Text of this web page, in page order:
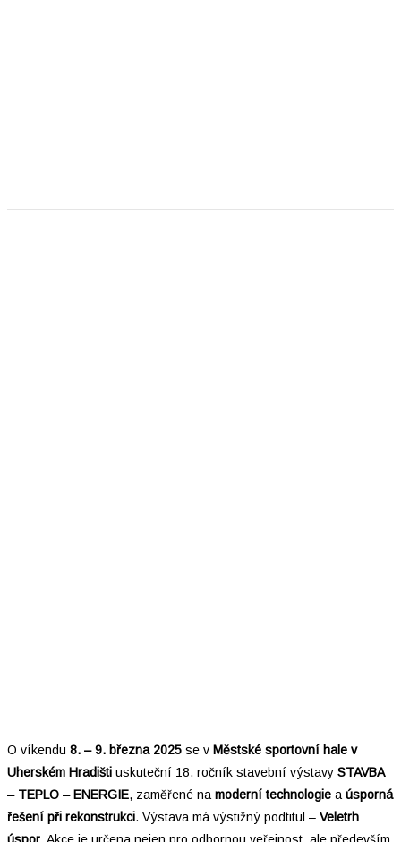
O víkendu 8. – 9. března 2025 se v Městské sportovní hale v
Uherském Hradišti uskuteční 18. ročník stavební výstavy STAVBA
– TEPLO – ENERGIE, zaměřené namoderní technologie aúsporná
řešení při rekonstrukci. Výstava má výstižný podtitul – Veletrh